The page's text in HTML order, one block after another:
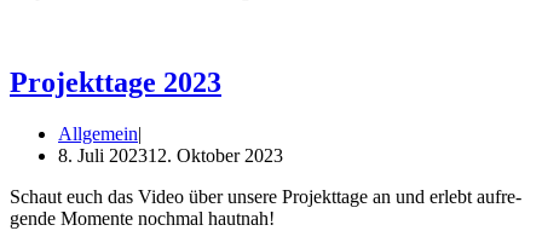
Projekttage 2023
Allgemein
8. Juli 202312. Oktober 2023
Schaut euch das Video über unse­re Pro­jekt­ta­ge an und erlebt auf­re­
gen­de Momen­te noch­mal hautnah!